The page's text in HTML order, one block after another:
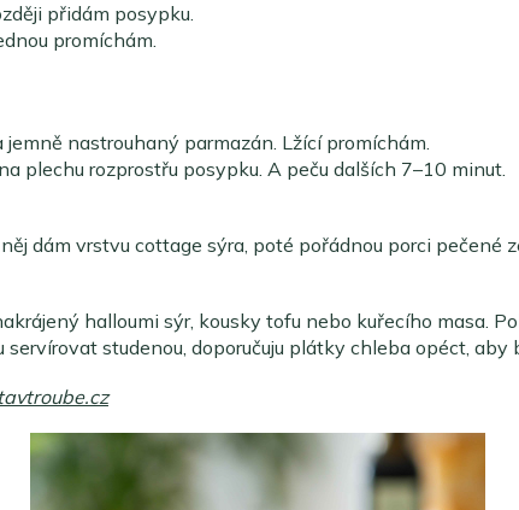
přidám posypku.
promíchám.
nastrouhaný parmazán. Lžící promíchám.
plechu rozprostřu posypku. A peču dalších 7–10 minut.
dám vrstvu cottage sýra, poté pořádnou porci
halloumi sýr, kousky tofu nebo kuřecího masa.
studenou, doporučuju plátky chleba opéct,